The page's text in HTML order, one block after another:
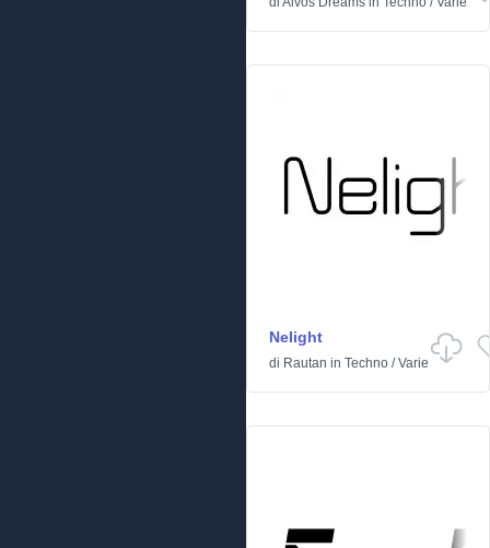
Nelight
di Rautan in Techno /Varie